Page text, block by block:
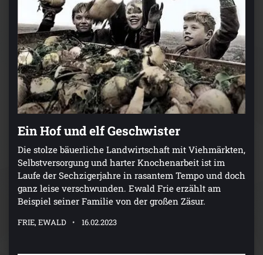
Ein Hof und elf Geschwister
Die stolze bäuerliche Landwirtschaft mit Viehmärkten,
Selbstversorgung und harter Knochenarbeit ist im
Laufe der Sechzigerjahre in rasantem Tempo und doch
ganz leise verschwunden. Ewald Frie erzählt am
Beispiel seiner Familie von der großen Zäsur.
FRIE, EWALD 16.02.2023